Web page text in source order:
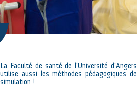
La Faculté de santé de l’Université d’Angers
utilise aussi les méthodes pédagogiques de
simulation !